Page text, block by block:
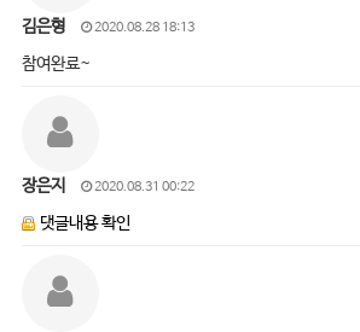
김은형 2020.08.28 18:13
참여완료~
장은지 2020.08.31 00:22
댓글내용 확인